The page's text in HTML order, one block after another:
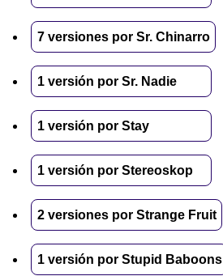
7 versiones por Sr. Chinarro
1 versión por Sr. Nadie
1 versión por Stay
1 versión por Stereoskop
2 versiones por Strange Fruit
1 versión por Stupid Baboons